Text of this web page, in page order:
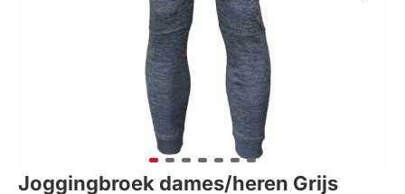
Joggingbroek dames/heren Grijs